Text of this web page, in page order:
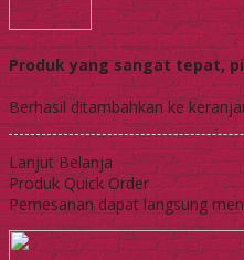
Produk yang sangat tepat,
Berhasil ditambahkan ke
Lanjut Belanja
Produk Quick Order
Pemesanan dapat langsung